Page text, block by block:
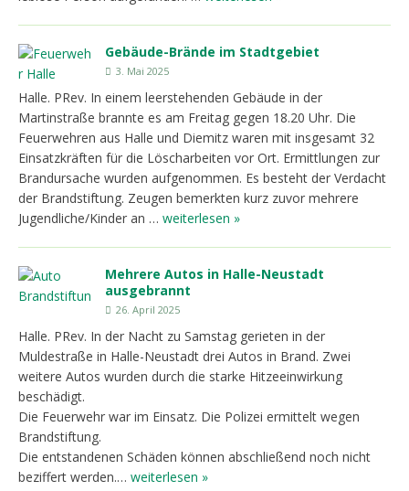
Gebäude-Brände im Stadtgebiet
3. Mai 2025
Halle. PRev. In einem leerstehenden Gebäude in der
Martinstraße brannte es am Freitag gegen 18.20 Uhr. Die
Feuerwehren aus Halle und Diemitz waren mit insgesamt 32
Einsatzkräften für die Löscharbeiten vor Ort. Ermittlungen zur
Brandursache wurden aufgenommen. Es besteht der Verdacht
der Brandstiftung. Zeugen bemerkten kurz zuvor mehrere
Jugendliche/Kinder an … weiterlesen »
Mehrere Autos in Halle-Neustadt
ausgebrannt
26. April 2025
Halle. PRev. In der Nacht zu Samstag gerieten in der
Muldestraße in Halle-Neustadt drei Autos in Brand. Zwei
weitere Autos wurden durch die starke Hitzeeinwirkung
beschädigt.
Die Feuerwehr war im Einsatz. Die Polizei ermittelt wegen
Brandstiftung.
Die entstandenen Schäden können abschließend noch nicht
beziffert werden.… weiterlesen »